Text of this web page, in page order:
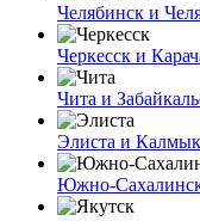
Челябинск и
Черкесск и
Чита и
Элиста и
Южно-Сахалинск